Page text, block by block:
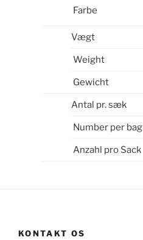
Farbe
Vægt
Weight
Gewicht
Antal pr. sæk
Number per bag
Anzahl pro Sack
KONTAKT OS